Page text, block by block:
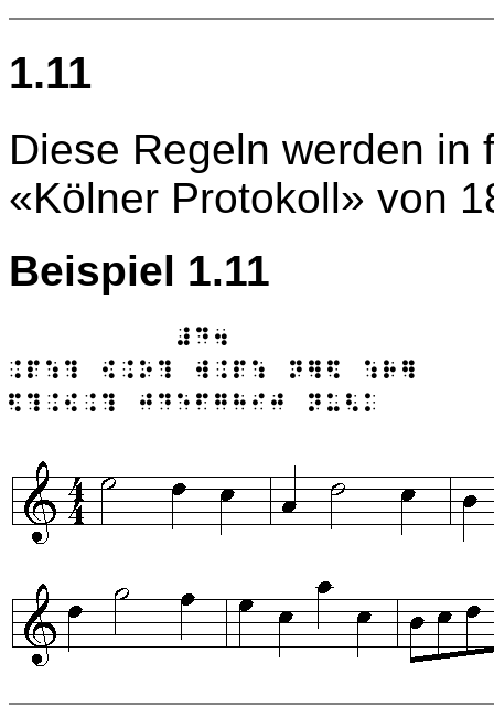
1.11
Diese Regeln werden in
«Kölner Protokoll» von
Beispiel 1.11
         #D/
$P54 9$O4 W$P5 N76 5R7